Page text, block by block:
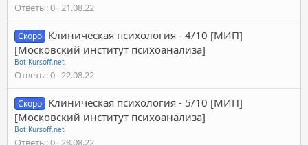
Ответы 0 21.08.22
Скоро Клиническая психология - 4/10 [МИП]
[Московский институт психоанализа]
Bot Kursoff.net
Ответы 0 22.08.22
Скоро Клиническая психология - 5/10 [МИП]
[Московский институт психоанализа]
Bot Kursoff.net
Ответы 0 28.08.22